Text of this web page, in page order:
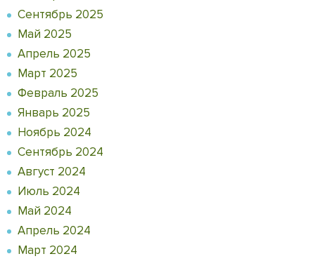
Сентябрь 2025
Май 2025
Апрель 2025
Март 2025
Февраль 2025
Январь 2025
Ноябрь 2024
Сентябрь 2024
Август 2024
Июль 2024
Май 2024
Апрель 2024
Март 2024